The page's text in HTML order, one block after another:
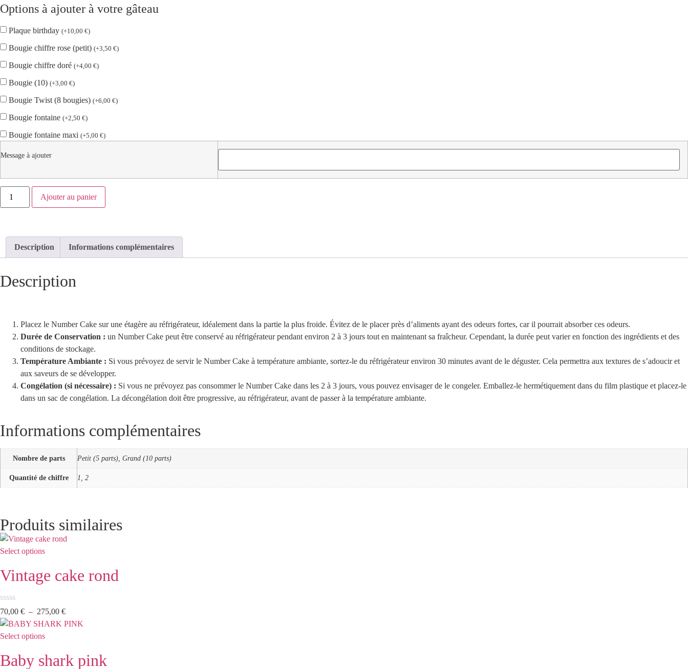
Options à ajouter à votre gâteau
Plaque birthday (+10,00 €)
Bougie chiffre rose (petit) (+3,50 €)
Bougie chiffre doré (+4,00 €)
Bougie (10) (+3,00 €)
Bougie Twist (8 bougies) (+6,00 €)
Bougie fontaine (+2,50 €)
Bougie fontaine maxi (+5,00 €)
Message à ajouter
Ajouter au panier
Description Informations complémentaires
Description
Placez le Number Cake sur une étagère au réfrigérateur, idéalement dans la partie la plus froide. Évitez de le placer près d’aliments ayant des odeurs fortes, car il pourrait absorber ces odeurs.
Durée de Conservation : un Number Cake peut être conservé au réfrigérateur pendant environ 2 à 3 jours tout en maintenant sa fraîcheur. Cependant, la durée peut varier en fonction des ingrédients et des
conditions de stockage.
Température Ambiante : Si vous prévoyez de servir le Number Cake à température ambiante, sortez-le du réfrigérateur environ 30 minutes avant de le déguster. Cela permettra aux textures de s’adoucir et
aux saveurs de se développer.
Congélation (si nécessaire) : Si vous ne prévoyez pas consommer le Number Cake dans les 2 à 3 jours, vous pouvez envisager de le congeler. Emballez-le hermétiquement dans du film plastique et placez-le
dans un sac de congélation. La décongélation doit être progressive, au réfrigérateur, avant de passer à la température ambiante.
Informations complémentaires
Nombre de parts Petit (5 parts), Grand (10 parts)
Quantité de chiffre 1, 2
Produits similaires
Select options
Vintage cake rond
Note
0
sur
5
70,00 € – 275,00 €
Select options
Baby shark pink